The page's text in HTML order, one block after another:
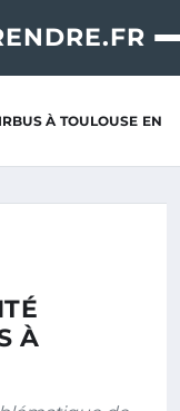
À TOULOUSE EN
À